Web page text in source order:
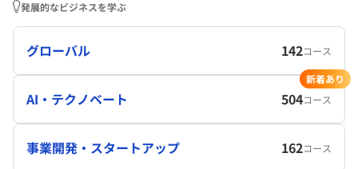
発展的なビジネスを学ぶ
グローバル 142コース
AI・テクノベート 504コース
新着あり
事業開発・スタートアップ 162コース